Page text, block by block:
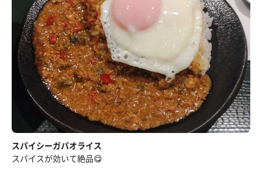
スパイシーガパオライス
スパイスが効いて絶品😋